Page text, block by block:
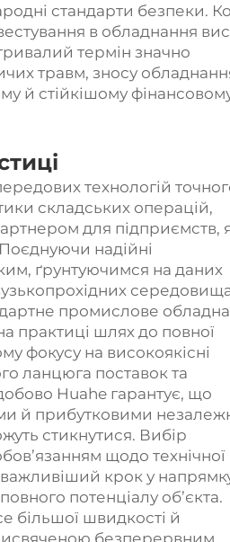
стандарти безпеки.
в обладнання
термін значно
травм, зносу
й стійкішому
технологій
складських операцій,
для підприємств,
надійні
ґрунтуючимся на даних
промислове
практиці шлях до повної
фокусу на високоякісні
ланцюга поставок та
Huahe гарантує, що
й прибутковими
стикнутися. Вибір
щодо технічної
крок у
потенціалу об’єкта.
більшої швидкості й
безперервним